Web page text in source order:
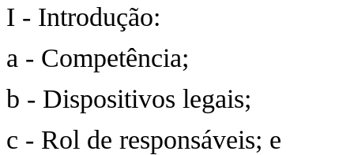
I - Introdução:
a - Competência;
b - Dispositivos legais;
c - Rol de responsáveis; e